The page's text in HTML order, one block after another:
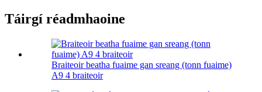
Táirgí réadmhaoine
Braiteoir beatha fuaime gan sreang (tonn fuaime)
A9 4 braiteoir